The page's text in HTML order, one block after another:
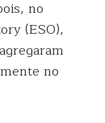
no
(ESO),
no